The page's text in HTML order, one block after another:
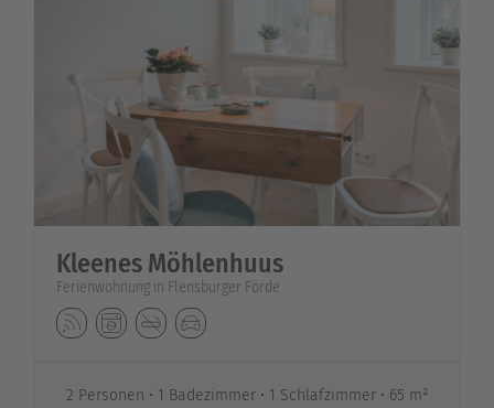
Kleenes Möhlenhuus
Ferienwohnung in Flensburger Förde
2 Personen 1 Badezimmer 1 Schlafzimmer
65 m²